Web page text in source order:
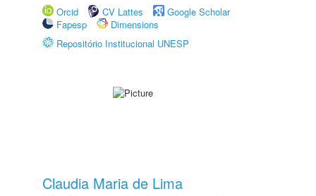
Orcid
CV Lattes
Google Scholar
Fapesp
Dimensions
Repositório Institucional UNESP
Claudia Maria de Lima